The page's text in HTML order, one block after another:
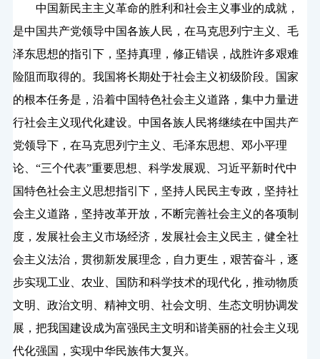
中国新民主主义革命的胜利和社会主义事业的成就，
是中国共产党领导中国各族人民，在马克思列宁主义、毛
泽东思想的指引下，坚持真理，修正错误，战胜许多艰难
险阻而取得的。我国将长期处于社会主义初级阶段。国家
的根本任务是，沿着中国特色社会主义道路，集中力量进
行社会主义现代化建设。中国各族人民将继续在中国共产
党领导下，在马克思列宁主义、毛泽东思想、邓小平理
论、“三个代表”重要思想、科学发展观、习近平新时代中
国特色社会主义思想指引下，坚持人民民主专政，坚持社
会主义道路，坚持改革开放，不断完善社会主义的各项制
度，发展社会主义市场经济，发展社会主义民主，健全社
会主义法治，贯彻新发展理念，自力更生，艰苦奋斗，逐
步实现工业、农业、国防和科学技术的现代化，推动物质
文明、政治文明、精神文明、社会文明、生态文明协调发
展，把我国建设成为富强民主文明和谐美丽的社会主义现
代化强国，实现中华民族伟大复兴。